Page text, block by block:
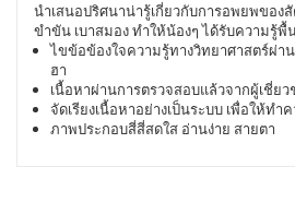
นำเสนอปริศนาน่ารู้เกี่ยวกับการอพยพของ
ขำขัน เบาสมอง ทำให้น้องๆ ได้รับความรู้พื้
ไขข้อข้องใจความรู้ทางวิทยาศาสตร์ผ่
ฮา
เนื้อหาผ่านการตรวจสอบแล้วจากผู้เชี่ย
จัดเรียงเนื้อหาอย่างเป็นระบบ เพื่อให้ทำ
ภาพประกอบสี่สี่สดใส อ่านง่าย สายตา